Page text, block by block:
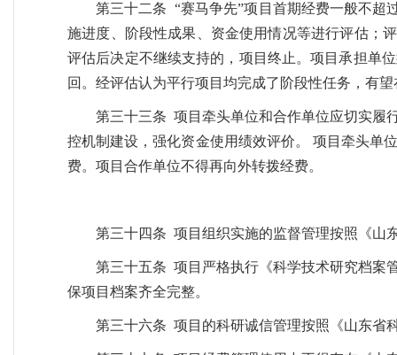
第三十二条 “赛马争先”项目首期经费一般不超
施进度、阶段性成果、资金使用情况等进行评估；
评估后决定不继续支持的，项目终止。项目承担单
回。经评估认为平行项目均完成了阶段性任务，有
第三十三条 项目牵头单位和合作单位应切实履
控机制建设，强化资金使用绩效评价。 项目牵头单
费。项目合作单位不得再向外转拨经费。
第三十四条 项目组织实施的监督管理按照《山
第三十五条 项目严格执行《科学技术研究档案
保项目档案齐全完整。
第三十六条 项目的科研诚信管理按照《山东省